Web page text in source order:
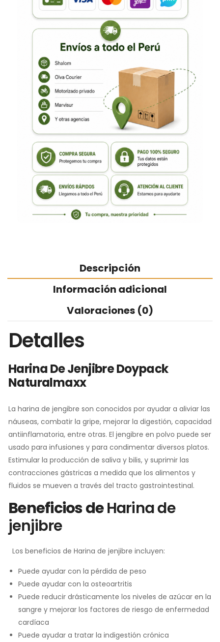
Descripción
Información adicional
Valoraciones (0)
Detalles
Harina De Jenjibre Doypack
Naturalmaxx
La harina de jengibre son conocidos por ayudar a aliviar las
náuseas, combatir la gripe, mejorar la digestión, capacidad
antiinflamatoria, entre otras. El jengibre en polvo puede ser
usado para infusiones y para condimentar diversos platos.
Estimular la producción de saliva y bilis, y suprimir las
contracciones gástricas a medida que los alimentos y
fluidos se mueven a través del tracto gastrointestinal.
Beneficios deHarina de
jenjibre
Los beneficios de Harina de jenjibre incluyen:
Puede ayudar con la pérdida de peso
Puede ayudar con la osteoartritis
Puede reducir drásticamente los niveles de azúcar en la
sangre y mejorar los factores de riesgo de enfermedad
cardíaca
Puede ayudar a tratar la indigestión crónica